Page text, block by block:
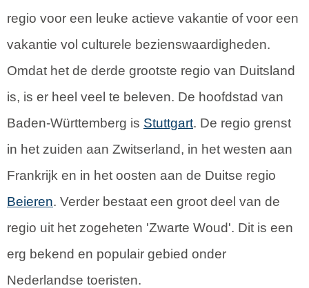
regio voor een leuke actieve vakantie of voor een
vakantie vol culturele bezienswaardigheden.
Omdat het de derde grootste regio van Duitsland
is, is er heel veel te beleven. De hoofdstad van
Baden-Württemberg is Stuttgart. De regio grenst
in het zuiden aan Zwitserland, in het westen aan
Frankrijk en in het oosten aan de Duitse regio
Beieren. Verder bestaat een groot deel van de
regio uit het zogeheten 'Zwarte Woud'. Dit is een
erg bekend en populair gebied onder
Nederlandse toeristen.